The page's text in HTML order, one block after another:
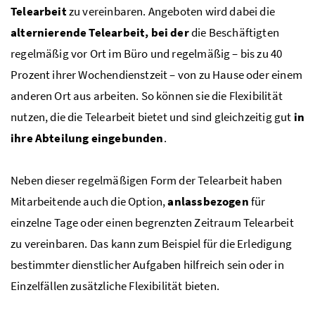
Telearbeitzu vereinbaren. Angeboten wird dabei die
alternierende Telearbeit, bei derdie Beschäftigten
regelmäßig vor Ort im Büro und regelmäßig – bis zu 40
Prozent ihrer Wochendienstzeit – von zu Hause oder einem
anderen Ort aus arbeiten. So können sie die Flexibilität
nutzen, die die Telearbeit bietet und sind gleichzeitig gut in
ihre Abteilung eingebunden.
Neben dieser regelmäßigen Form der Telearbeit haben
Mitarbeitende auch die Option,anlassbezogenfür
einzelne Tage oder einen begrenzten Zeitraum Telearbeit
zu vereinbaren. Das kann zum Beispiel für die Erledigung
bestimmter dienstlicher Aufgaben hilfreich sein oder in
Einzelfällen zusätzliche Flexibilität bieten.